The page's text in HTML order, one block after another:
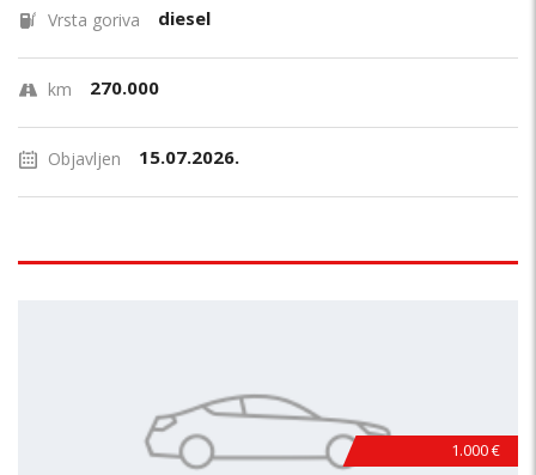
Vrsta goriva diesel
km 270.000
Objavljen 15.07.2026.
1.000 €